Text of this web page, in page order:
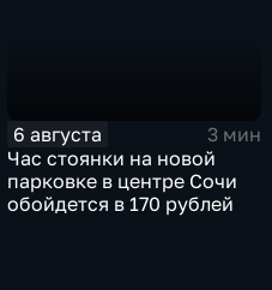
6 августа
3 мин
Час стоянки на новой
парковке в центре Сочи
обойдется в 170 рублей